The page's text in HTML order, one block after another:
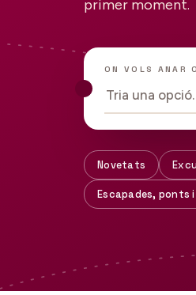
primer moment.
ON VOLS ANAR
Tria una
Novetats
Escapades, ponts